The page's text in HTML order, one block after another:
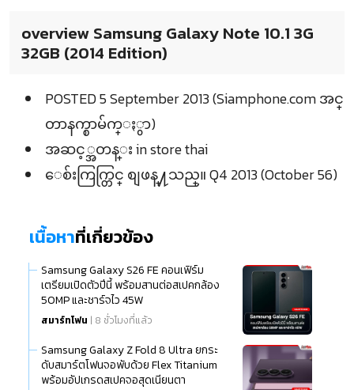
overview Samsung Galaxy Note 10.1 3G
32GB (2014 Edition)
POSTED 5 September 2013 (Siamphone.com အင္
တာနက္စာမ်က္ႏွာ)
အဆင့္အတန္း in store thai
ေစ်းကြက္တြင္ စျဖန္႔သည္။ Q4 2013 (October 56)
เนื้อหาที่เกี่ยวข้อง
Samsung Galaxy S26 FE คอนเฟิร์ม
เตรียมเปิดตัวปีนี้ พร้อมสานต่อสเปคกล้อง
50MP และชาร์จไว 45W
สมาร์ทโฟน | 8 ชั่วโมงที่แล้ว
Samsung Galaxy Z Fold 8 Ultra ยกระ
ดับสมาร์ตโฟนจอพับด้วย Flex Titanium
พร้อมอัปเกรดสเปคจอสุดเนียนตา